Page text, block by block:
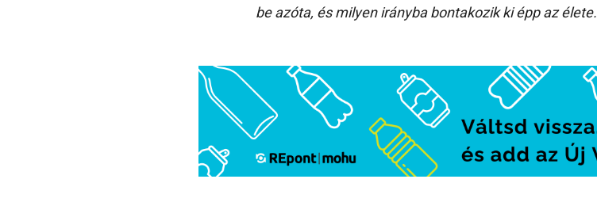
be azóta, és milyen irányba bontakozik ki épp az élete.